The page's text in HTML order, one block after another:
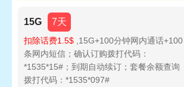
15G 7天
扣除话费1.5$ ,15G+100分钟网内通话+100
条网内短信；确认订购拨打代码：
*1535*15#；到期自动续订；套餐余额查询
拨打代码：*1535*097#